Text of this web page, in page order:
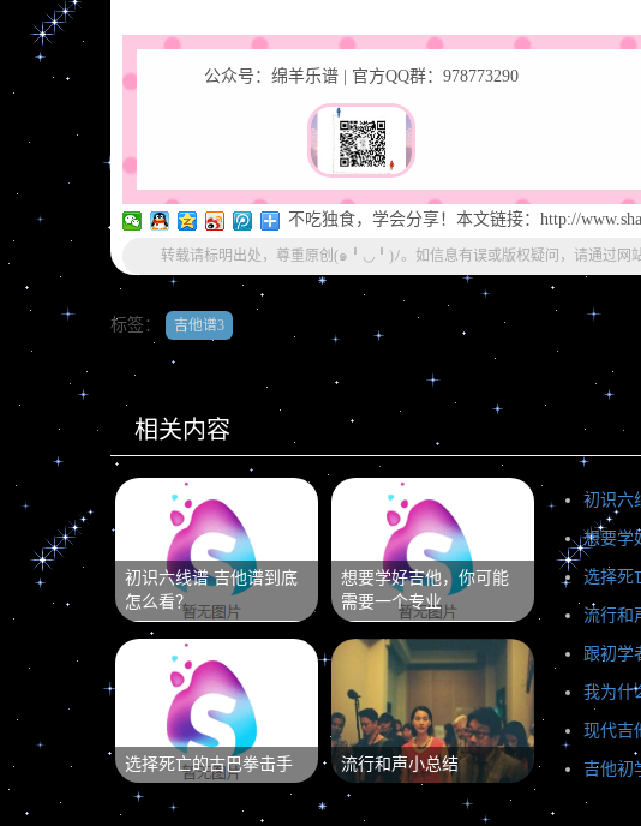
公众号：绵羊乐谱 | 官方QQ群：978773290
不吃独食，学会分享！本文链接：http://
转载请标明出处，尊重原创(๑╹◡╹)ﾉ。如信息有误或版权疑问，请通过网
标签： 吉他谱3
相关内容
初识六线谱 吉他谱到底
怎么看？
想要学好吉他，你可能
需要一个专业
选择死亡的古巴拳击手 流行和声小总结
初识六
想要学
选择死
流行和
跟初学
我为什
现代吉
吉他初